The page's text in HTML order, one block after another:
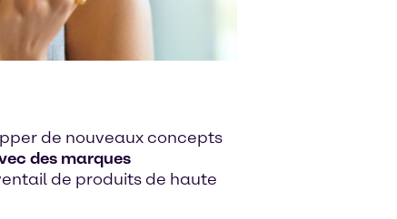
de nouveaux concepts
des marques
de produits de haute